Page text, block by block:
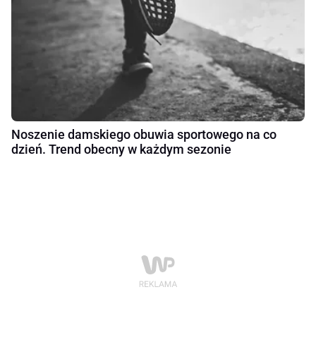
Noszenie damskiego obuwia sportowego na co
dzień. Trend obecny w każdym sezonie